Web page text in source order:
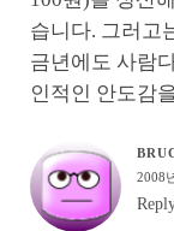
습니다. 그러고
금년에도 사람
인적인 안도감
2008